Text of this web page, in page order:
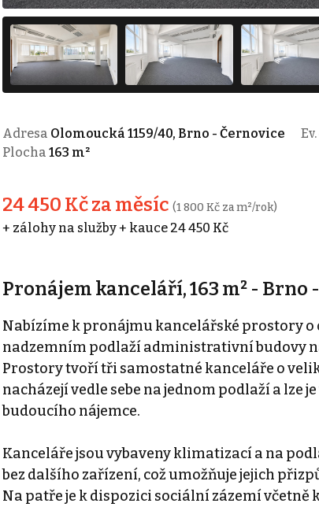
Adresa Olomoucká 1159/40, Brno - Černovice Ev.
Plocha 163 m²
24 450 Kč za měsíc (1 800 Kč za m²/rok)
+ zálohy na služby + kauce 24 450 Kč
Pronájem kanceláří, 163 m² - Brno
Nabízíme k pronájmu kancelářské prostory o
nadzemním podlaží administrativní budovy
Prostory tvoří tři samostatné kanceláře o
nacházejí vedle sebe na jednom podlaží a lze
budoucího nájemce.
Kanceláře jsou vybaveny klimatizací a na
bez dalšího zařízení, což umožňuje jejich
Na patře je k dispozici sociální zázemí